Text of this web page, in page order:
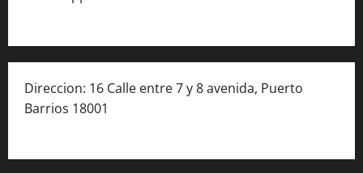
Direccion: 16 Calle entre 7 y 8 avenida, Puerto
Barrios 18001